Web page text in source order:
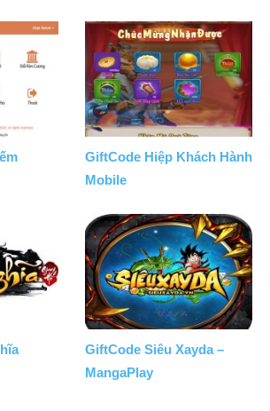
GiftCode Hiệp Khách Hành
Mobile
GiftCode Siêu Xayda –
MangaPlay